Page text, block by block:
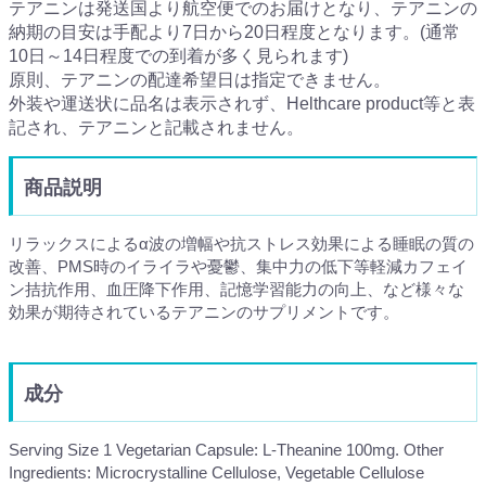
テアニンは発送国より航空便でのお届けとなり、テアニンの
納期の目安は手配より7日から20日程度となります。(通常
10日～14日程度での到着が多く見られます)
原則、テアニンの配達希望日は指定できません。
外装や運送状に品名は表示されず、Helthcare product等と表
記され、テアニンと記載されません。
商品説明
リラックスによるα波の増幅や抗ストレス効果による睡眠の質の
改善、PMS時のイライラや憂鬱、集中力の低下等軽減カフェイ
ン拮抗作用、血圧降下作用、記憶学習能力の向上、など様々な
効果が期待されているテアニンのサプリメントです。
成分
Serving Size 1 Vegetarian Capsule: L-Theanine 100mg. Other
Ingredients: Microcrystalline Cellulose, Vegetable Cellulose